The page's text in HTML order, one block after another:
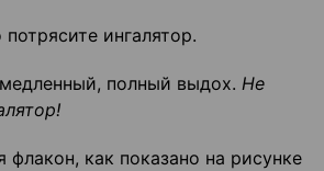
потрясите ингалятор.
полный выдох. Не
флакон, как показано на рисунке